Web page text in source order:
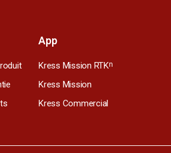
App
Kress Mission RTKn
Kress Mission
Kress Commercial